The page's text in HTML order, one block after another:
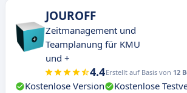
JOUROFF
Zeitmanagement und
Teamplanung für KMU
und +
4.4Erstellt auf Basis von 12
Kostenlose Version
Kostenlose